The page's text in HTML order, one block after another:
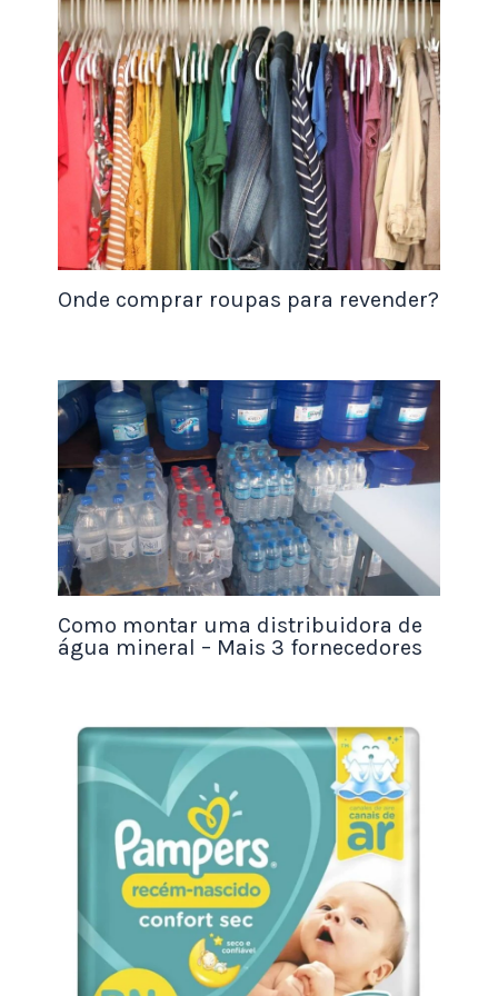
Adicione os biscoitos triturados e misture
bem.
Coloque a mistura em uma forma forrada
com papel manteiga e alise bem.
Leve a forma à geladeira por cerca de 2
horas ou até que a mistura esteja firme.
Retire da geladeira, desenforme e corte em
fatias. Sirva a seguir.
Observações:
tipos de biscoitos, como o de chocolate ou o de
leite.
Para uma versão mais sofisticada, você pode
adicionar castanhas, amêndoas ou frutas secas à
mistura.
para Vender
da receita básica, o que permite diversificar seu
negócio e oferecer opções diferentes para os
clientes. Confira algumas sugestões:
Palha Italiana de Nutella: adicione 2
colheres de sopa de Nutella àreceita
básica. Além disso, você pode adicionar
pedaços de avelã para dar mais crocância
ao doce.
Onde comprar roupas para revender?
Como montar uma distribuidora de
água mineral – Mais 3 fornecedores